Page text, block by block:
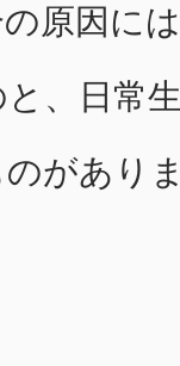
原因に
、日常
がありま